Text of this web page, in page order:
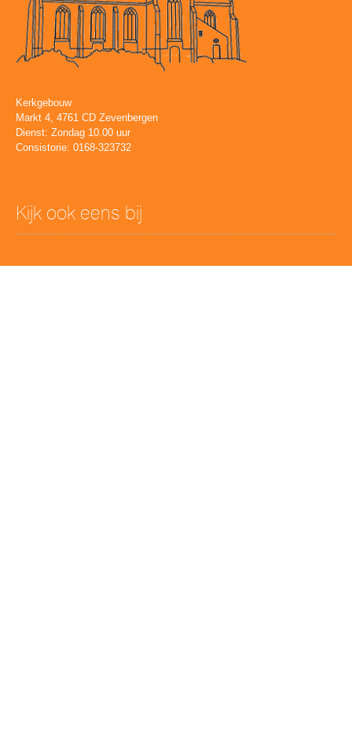
Kerkgebouw
Markt 4, 4761 CD Zevenbergen
Dienst: Zondag 10.00 uur
Consistorie: 0168-323732
Kijk ook eens bij